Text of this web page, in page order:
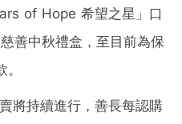
of Hope 希望之星」口
善中秋禮盒，至目前為保
將持續進行，善長每認購